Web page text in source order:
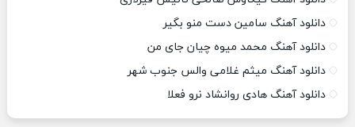
دانلود آهنگ سامین دست منو بگیر
دانلود آهنگ محمد میوه چیان جای من
دانلود آهنگ میثم غلامی والس جنوب شهر
دانلود آهنگ هادی روانشاد نرو فعلا